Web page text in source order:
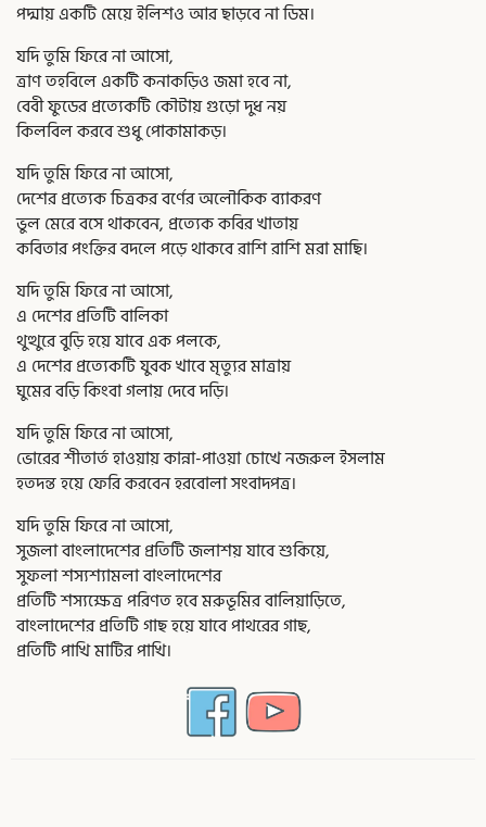
পদ্মায় একটি মেয়ে ইলিশও আর ছাড়বে না ডিম।
যদি তুমি ফিরে না আসো,
ত্রাণ তহবিলে একটি কনাকড়িও জমা হবে না,
বেবী ফুডের প্রত্যেকটি কৌটায় গুড়ো দুধ নয়
কিলবিল করবে শুধু পোকামাকড়।
যদি তুমি ফিরে না আসো,
দেশের প্রত্যেক চিত্রকর বর্ণের অলৌকিক ব্যাকরণ
ভুল মেরে বসে থাকবেন, প্রত্যেক কবির খাতায়
কবিতার পংক্তির বদলে পড়ে থাকবে রাশি রাশি মরা মাছি।
যদি তুমি ফিরে না আসো,
এ দেশের প্রতিটি বালিকা
থুত্থুরে বুড়ি হয়ে যাবে এক পলকে,
এ দেশের প্রত্যেকটি যুবক খাবে মৃত্যুর মাত্রায়
ঘুমের বড়ি কিংবা গলায় দেবে দড়ি।
যদি তুমি ফিরে না আসো,
ভোরের শীতার্ত হাওয়ায় কান্না-পাওয়া চোখে নজরুল ইসলাম
হতদন্ত হয়ে ফেরি করবেন হরবোলা সংবাদপত্র।
যদি তুমি ফিরে না আসো,
সুজলা বাংলাদেশের প্রতিটি জলাশয় যাবে শুকিয়ে,
সুফলা শস্যশ্যামলা বাংলাদেশের
প্রতিটি শস্যক্ষেত্র পরিণত হবে মরুভূমির বালিয়াড়িতে,
বাংলাদেশের প্রতিটি গাছ হয়ে যাবে পাথরের গাছ,
প্রতিটি পাখি মাটির পাখি।